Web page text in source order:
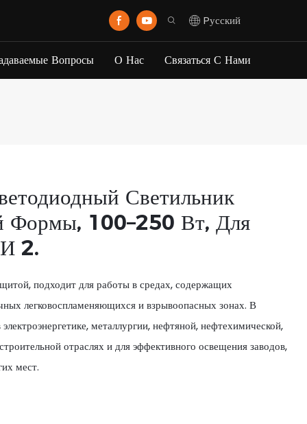
Pусский
Вопросы О Нас Связаться С Нами
Светильник
Формы, 100–250 Вт, Для
2.
подходит для работы в средах, содержащих
легковоспламеняющихся и взрывоопасных зонах. В
металлургии, нефтяной, нефтехимической,
отраслях и для эффективного освещения заводов,
мест.